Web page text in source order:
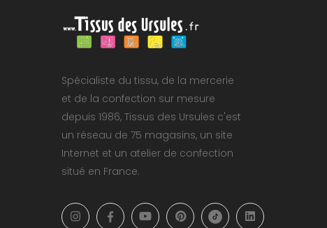
Spécialiste du tissu, de la mercerie
et de la confection sur mesure
depuis 1986, Tissus des Ursules c'est
un réseau de 75 magasins, un site
Internet et un atelier de confection
situé en France.